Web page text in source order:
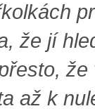
že jí
že
až k